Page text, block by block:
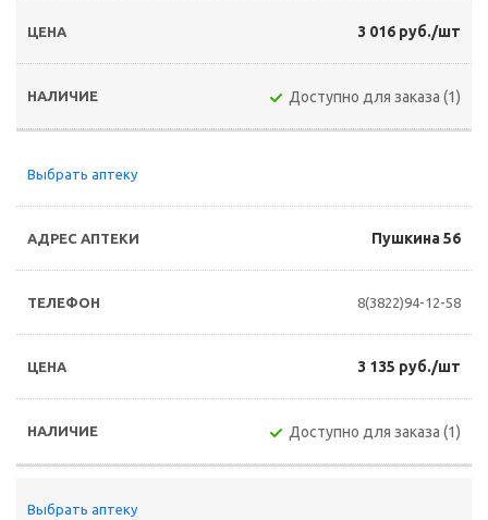
3 016 руб./шт
Доступно для заказа (1)
Выбрать аптеку
Пушкина 56
8(3822)94-12-58
3 135 руб./шт
Доступно для заказа (1)
Выбрать аптеку